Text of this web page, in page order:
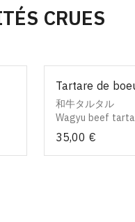
CRUES
Tartare de
和牛タルタル
Wagyu beef
35,00 €